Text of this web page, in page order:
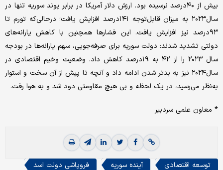
بیش از ۴۰درصد نرسیده بود. ارزش دلار آمریکا در برابر پوند سوریه تنها در
سال۲۰۲۳ به میزان قابل‌توجه ۱۴۱درصد افزایش یافت؛ درحالی‌که تورم تا
۹۳درصد نیز افزایش یافت. این فشارها همچنین با کاهش یارانه‌های
دولتی تشدید شدند: دولت سوریه برای صرفه‌جویی، سهم یارانه‌ها در بودجه
سال ۲۰۲۳ را از ۴۲ به ۱۹درصد کاهش داد. وضعیت وخیم اقتصادی در
سال۲۰۲۴ نیز به بدتر شدن ادامه داد و آنچه تا پیش از آن سخت و استوار
به‌نظر می‌رسید، در یک لحظه و بی هیچ مقاومتی دود شد و به هوا رفت.
* معاون علمی سردبیر
توسعه اقتصادی آینده سوریه فروپاشی دولت اسد